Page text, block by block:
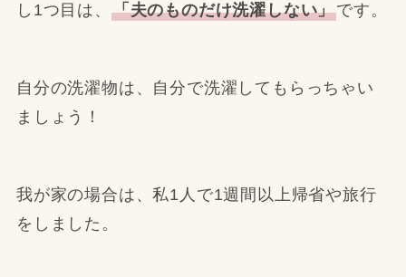
し1つ目は、 「夫のものだけ洗濯しない」です。
自分の洗濯物は、自分で洗濯してもらっちゃい
ましょう！
我が家の場合は、私1人で1週間以上帰省や旅行
をしました。